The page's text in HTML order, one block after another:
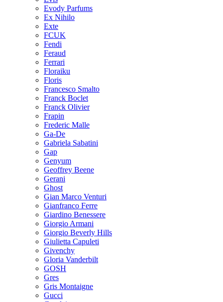
Evody Parfums
Ex Nihilo
Exte
FCUK
Fendi
Feraud
Ferrari
Floraiku
Floris
Francesco Smalto
Franck Boclet
Franck Olivier
Frapin
Frederic Malle
Ga-De
Gabriela Sabatini
Gap
Genyum
Geoffrey Beene
Gerani
Ghost
Gian Marco Venturi
Gianfranco Ferre
Giardino Benessere
Giorgio Armani
Giorgio Beverly Hills
Giulietta Capuleti
Givenchy
Gloria Vanderbilt
GOSH
Gres
Gris Montaigne
Gucci